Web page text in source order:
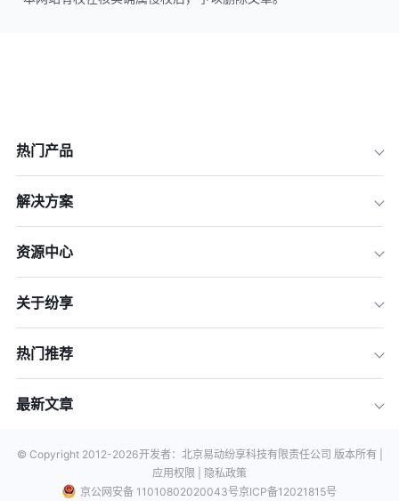
热门产品
解决方案
资源中心
关于纷享
热门推荐
最新文章
© Copyright 2012-2026开发者：北京易动纷享科技有限责任公司 版本所有 |
应用权限 |
隐私政策
京公网安备 11010802020043号京ICP备12021815号